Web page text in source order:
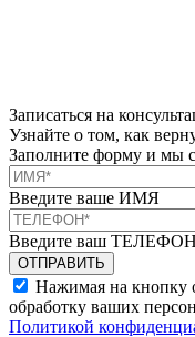
Записаться на
Узнайте о том, как
Заполните форму и мы
Введите ваше ИМЯ
Введите ваш ТЕЛЕФОН
Нажимая на кнопку
обработку ваших
Политикой